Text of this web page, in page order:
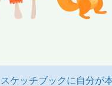
スケッチブックに自分が